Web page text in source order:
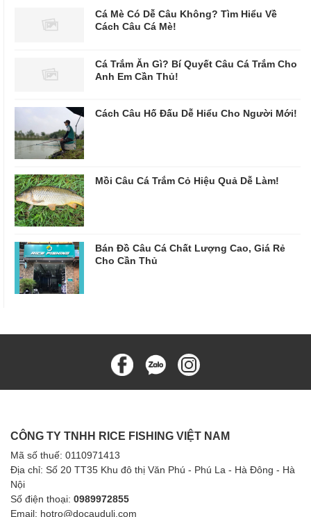
Cá Mè Có Dễ Câu Không? Tìm Hiểu Về
Cách Câu Cá Mè!
Cá Trắm Ăn Gì? Bí Quyết Câu Cá Trắm Cho
Anh Em Cần Thủ!
Cách Câu Hố Đấu Dễ Hiểu Cho Người Mới!
Mồi Câu Cá Trắm Cỏ Hiệu Quả Dễ Làm!
Bán Đồ Câu Cá Chất Lượng Cao, Giá Rẻ
Cho Cần Thủ
CÔNG TY TNHH RICE FISHING VIỆT NAM
Mã số thuế: 0110971413
Địa chỉ: Số 20 TT35 Khu đô thị Văn Phú - Phú La - Hà Đông - Hà
Nội
Số điện thoại: 0989972855
Email: hotro@docauduli.com